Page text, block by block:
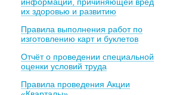
их здоровью и развитию
Правила выполнения работ по
изготовлению карт и буклетов
Отчёт о проведении специальной
оценки условий труда
Правила проведения Акции